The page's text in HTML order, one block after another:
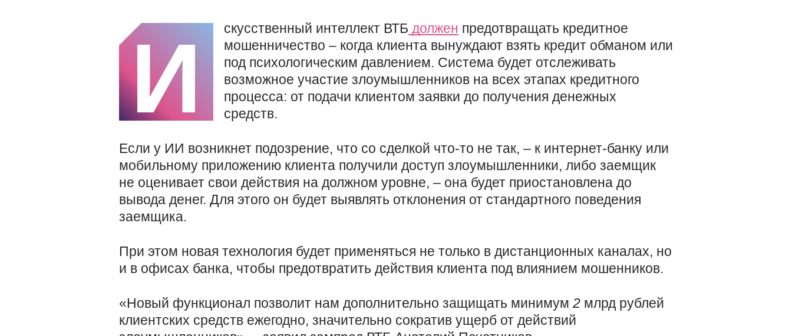
И скусственный интеллект ВТБ должен предотвращать кредитное
мошенничество – когда клиента вынуждают взять кредит обманом или
под психологическим давлением. Система будет отслеживать
возможное участие злоумышленников на всех этапах кредитного
процесса: от подачи клиентом заявки до получения денежных
средств.
Если у ИИ возникнет подозрение, что со сделкой что-то не так, – к интернет-банку или
мобильному приложению клиента получили доступ злоумышленники, либо заемщик
не оценивает свои действия на должном уровне, – она будет приостановлена до
вывода денег. Для этого он будет выявлять отклонения от стандартного поведения
заемщика.
При этом новая технология будет применяться не только в дистанционных каналах, но
и в офисах банка, чтобы предотвратить действия клиента под влиянием мошенников.
«Новый функционал позволит нам дополнительно защищать минимум 2 млрд рублей
клиентских средств ежегодно, значительно сократив ущерб от действий